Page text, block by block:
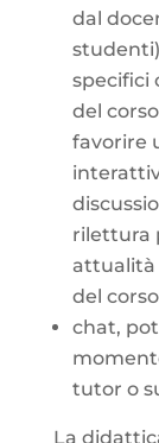
dal
specifici
del
favorire
rilettura
attualità
del
chat,
tutor o
La